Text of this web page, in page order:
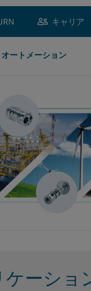
キャリア
可能
オートメーション
メーション
ョン
ーション
ケーショ